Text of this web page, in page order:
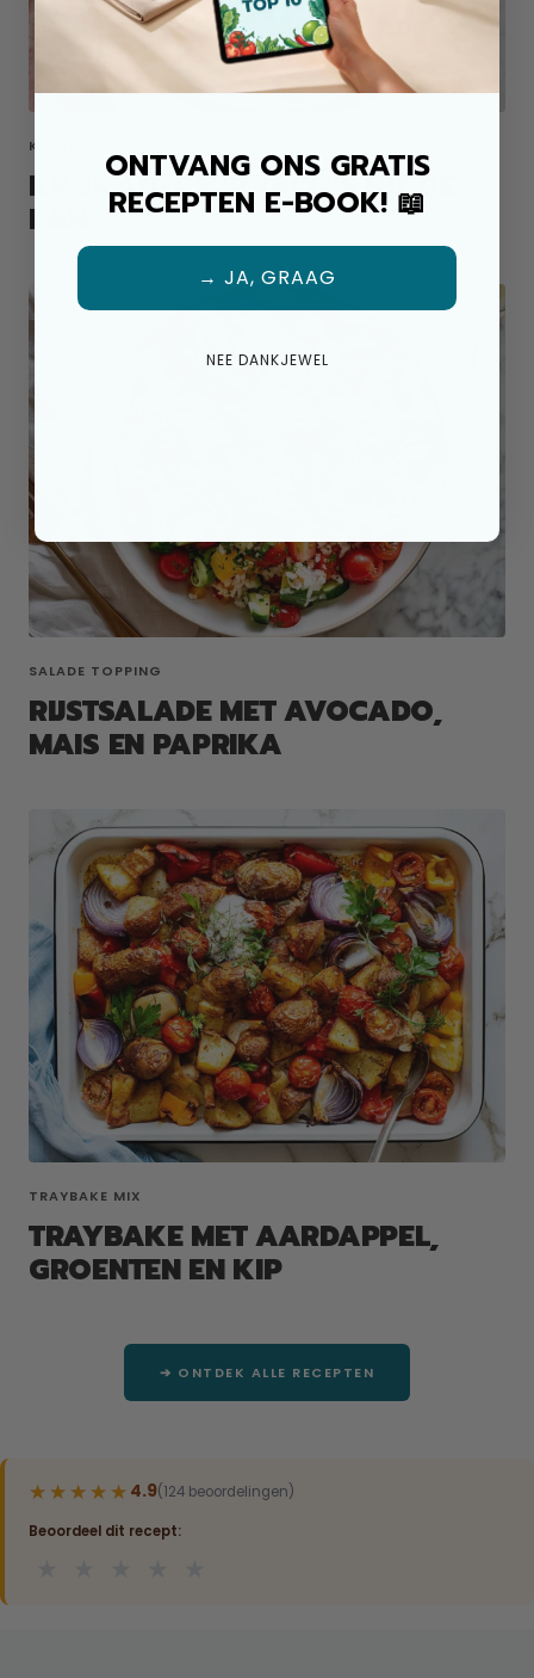
KIP ALLROUND MIX
KROKANTE KIP TACO'S UIT DE
PAN
SALADE TOPPING
RIJSTSALADE MET AVOCADO,
MAIS EN PAPRIKA
TRAYBAKE MIX
TRAYBAKE MET AARDAPPEL,
GROENTEN EN KIP
➔ ONTDEK ALLE RECEPTEN
★★★★★
★★★★★ 4.9(124 beoordelingen)
Beoordeel dit recept:
ONTVANG ONS GRATIS
RECEPTEN E-BOOK! 📖
→ JA, GRAAG
NEE DANKJEWEL